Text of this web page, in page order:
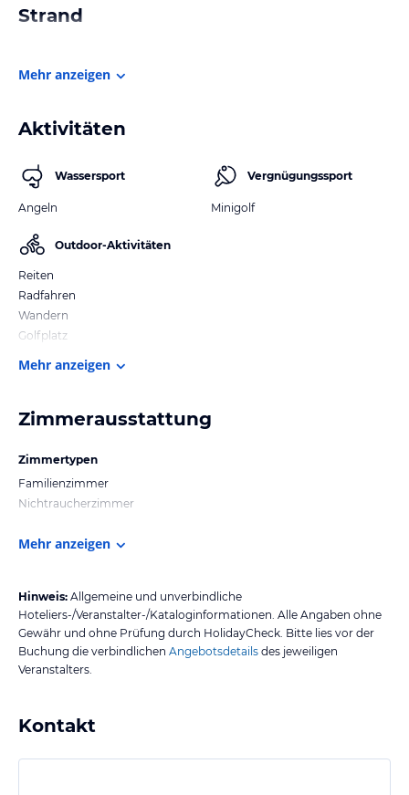
Strand
Mehr anzeigen
Aktivitäten
Wassersport
Angeln
Outdoor-Aktivitäten
Reiten
Radfahren
Wandern
Golfplatz
Vergnügungssport
Minigolf
Mehr anzeigen
Zimmerausstattung
Zimmertypen
Familienzimmer
Nichtraucherzimmer
Mehr anzeigen
Hinweis: Allgemeine und unverbindliche
Hoteliers-/Veranstalter-/Kataloginformationen. Alle Angaben ohne
Gewähr und ohne Prüfung durch HolidayCheck. Bitte lies vor der
Buchung die verbindlichen Angebotsdetails des jeweiligen
Veranstalters.
Kontakt